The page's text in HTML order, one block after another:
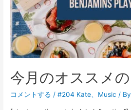
今月のオススメの
コメントする /#204 Kate Music / By